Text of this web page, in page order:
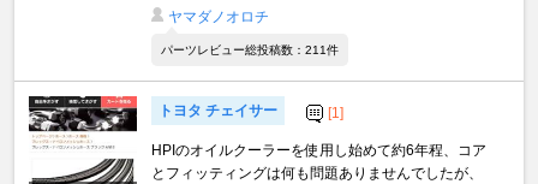
ヤマダノオロチ
パーツレビュー総投稿数：211件
トヨタ チェイサー [1]
HPIのオイルクーラーを使用し始めて約6年程、コア
とフィッティングは何も問題ありませんでしたが、